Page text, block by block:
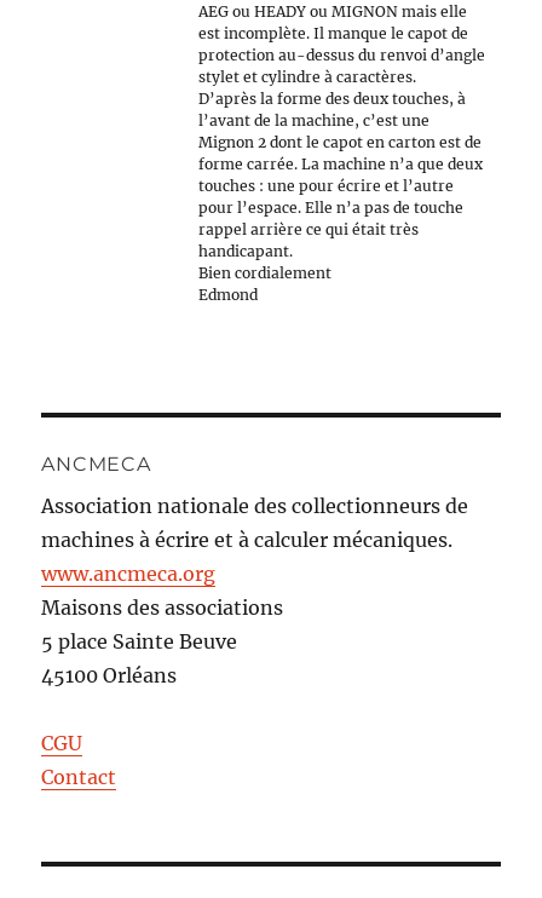
AEG ou HEADY ou MIGNON mais elle
est incomplète. Il manque le capot de
protection au-dessus du renvoi d’angle
stylet et cylindre à caractères.
D’après la forme des deux touches, à
l’avant de la machine, c’est une
Mignon 2 dont le capot en carton est de
forme carrée. La machine n’a que deux
touches : une pour écrire et l’autre
pour l’espace. Elle n’a pas de touche
rappel arrière ce qui était très
handicapant.
Bien cordialement
Edmond
ANCMECA
Association nationale des collectionneurs de
machines à écrire et à calculer mécaniques.
www.ancmeca.org
Maisons des associations
5 place Sainte Beuve
45100 Orléans
CGU
Contact